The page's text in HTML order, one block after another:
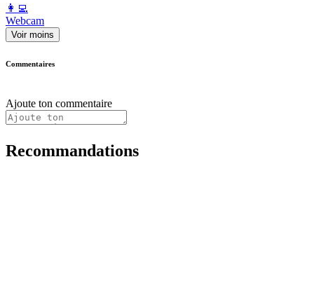
️👩‍💻️
Webcam
Voir moins
Commentaires
Ajoute ton commentaire
Recommandations